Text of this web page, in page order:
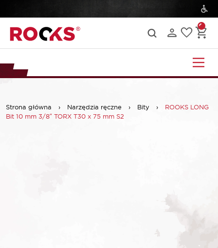
Strona główna › Narzędzia ręczne › Bity ›
ROOKS LONG
Bit 10 mm 3/8″ TORX T30 x 75 mm S2